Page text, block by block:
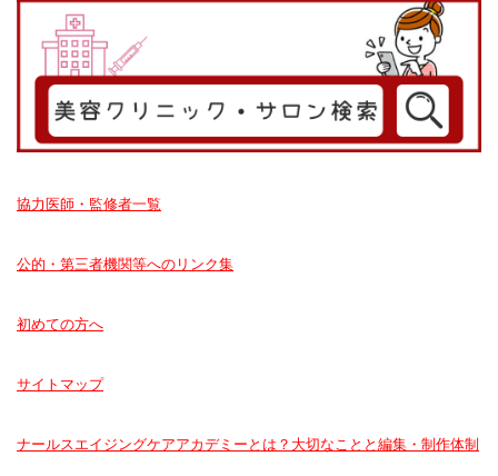
協力医師・監修者一覧
公的・第三者機関等へのリンク集
初めての方へ
サイトマップ
ナールスエイジングケアアカデミーとは？大切なことと編集・制作体制